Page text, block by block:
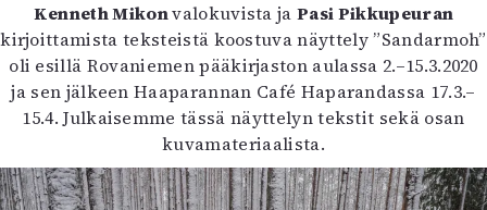
Kuvataide
Kirjat
In English
Esitystaide
Arkisto
Lehdet
Kenneth Mikonvalokuvista jaPasi Pikkupeuran
kirjoittamista teksteistä koostuva näyttely ”Sandarmoh”
oli esillä Rovaniemen pääkirjaston aulassa 2.–15.3.2020
ja sen jälkeen Haaparannan Café Haparandassa 17.3.–
15.4. Julkaisemme tässä näyttelyn tekstit sekä osan
kuvamateriaalista.